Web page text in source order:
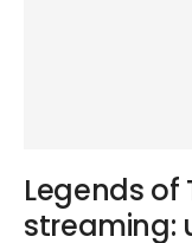
Legends of
streaming: